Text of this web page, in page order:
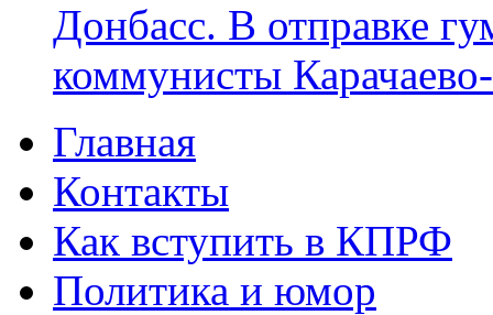
Донбасс. В отправке
коммунисты
Главное меню
Главная
Контакты
Как вступить в КПРФ
Политика и юмор